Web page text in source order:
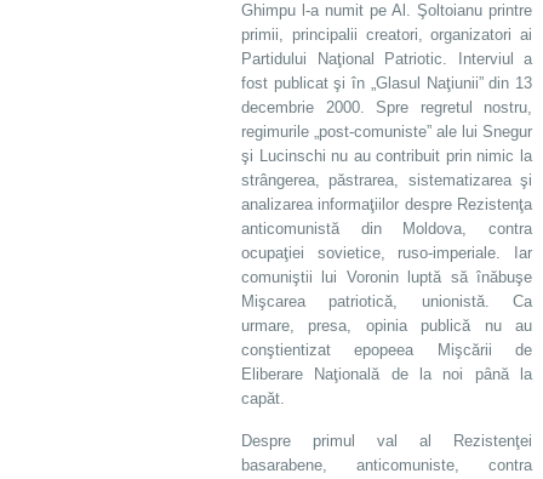
Ghimpu l-a numit pe Al. Şoltoianu printre
primii, principalii creatori, organizatori ai
Partidului Naţional Patriotic. Interviul a
fost publicat şi în „Glasul Naţiunii” din 13
decembrie 2000. Spre regretul nostru,
regimurile „post-comuniste” ale lui Snegur
şi Lucinschi nu au contribuit prin nimic la
strângerea, păstrarea, sistematizarea şi
analizarea informaţiilor despre Rezistenţa
anticomunistă din Moldova, contra
ocupaţiei sovietice, ruso-imperiale. Iar
comuniştii lui Voronin luptă să înăbuşe
Mişcarea patriotică, unionistă. Ca
urmare, presa, opinia publică nu au
conştientizat epopeea Mişcării de
Eliberare Naţională de la noi până la
capăt.
Despre primul val al Rezistenţei
basarabene, anticomuniste, contra